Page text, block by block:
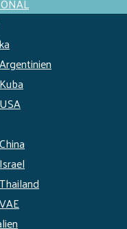
Argentinien
Kuba
USA
China
Israel
Thailand
VAE